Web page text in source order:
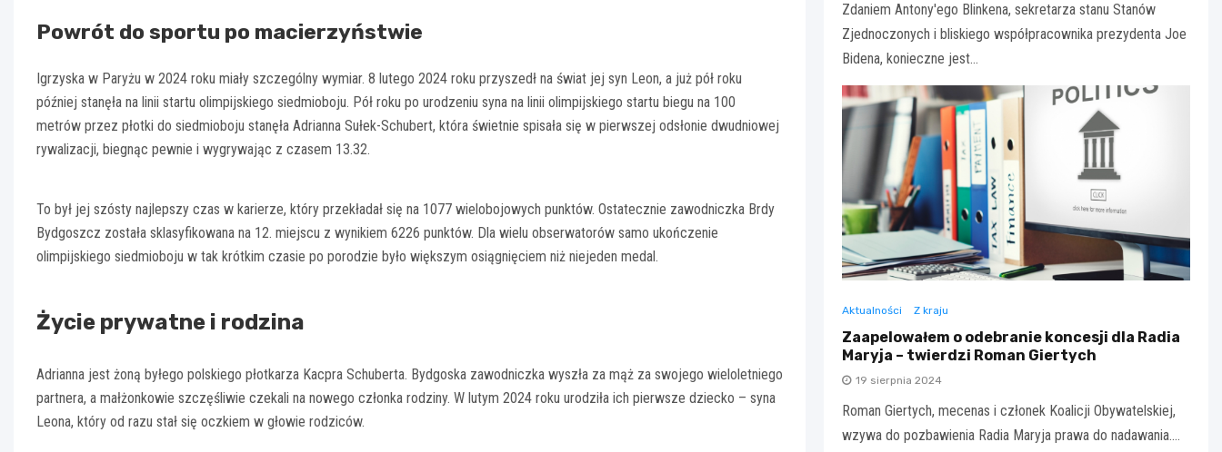
Powrót do sportu po macierzyństwie
Igrzyska w Paryżu w 2024 roku miały szczególny wymiar. 8 lutego 2024 roku przyszedł na świat jej syn Leon, a już pół roku
później stanęła na linii startu olimpijskiego siedmioboju. Pół roku po urodzeniu syna na linii olimpijskiego startu biegu na 100
metrów przez płotki do siedmioboju stanęła Adrianna Sułek-Schubert, która świetnie spisała się w pierwszej odsłonie dwudniowej
rywalizacji, biegnąc pewnie i wygrywając z czasem 13.32.
To był jej szósty najlepszy czas w karierze, który przekładał się na 1077 wielobojowych punktów. Ostatecznie zawodniczka Brdy
Bydgoszcz została sklasyfikowana na 12. miejscu z wynikiem 6226 punktów. Dla wielu obserwatorów samo ukończenie
olimpijskiego siedmioboju w tak krótkim czasie po porodzie było większym osiągnięciem niż niejeden medal.
Życie prywatne i rodzina
Adrianna jest żoną byłego polskiego płotkarza Kacpra Schuberta. Bydgoska zawodniczka wyszła za mąż za swojego wieloletniego
partnera, a małżonkowie szczęśliwie czekali na nowego członka rodziny. W lutym 2024 roku urodziła ich pierwsze dziecko – syna
Leona, który od razu stał się oczkiem w głowie rodziców.
Zdaniem Antony'ego Blinkena, sekretarza stanu Stanów
Zjednoczonych i bliskiego współpracownika prezydenta Joe
Bidena, konieczne jest…
Aktualności Z kraju
Zaapelowałem o odebranie koncesji dla Radia
Maryja – twierdzi Roman Giertych
19 sierpnia 2024
Roman Giertych, mecenas i członek Koalicji Obywatelskiej,
wzywa do pozbawienia Radia Maryja prawa do nadawania.…